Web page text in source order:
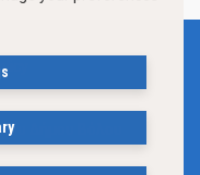
Δήμου Βόλου